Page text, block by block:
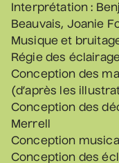
Programmation
Achat par téléphone
Interprétation :
Beauvais, Joanie
Musique et
Régie des
Conception des
(d’après les
Conception des
Merrell
Conception
Conception des